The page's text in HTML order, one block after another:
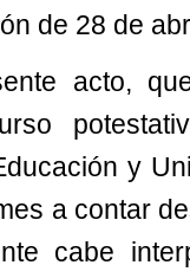
de 28 de
acto,
y
a contar
cabe